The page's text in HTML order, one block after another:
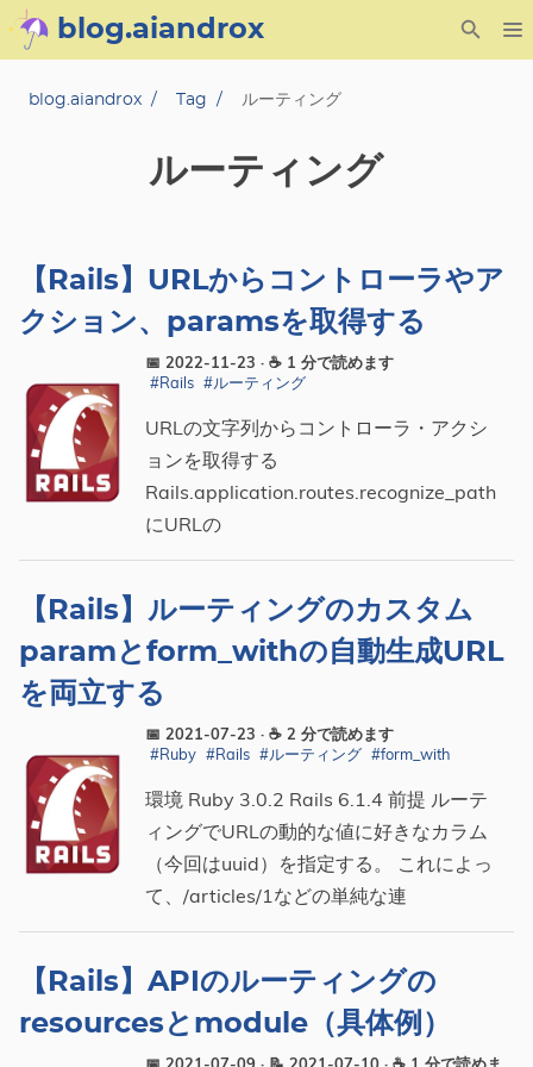
blog.aiandrox
About
Category
Tag
Series
blog.aiandrox Tag ルーティング
ルーティング
【Rails】URLからコントローラやア
クション、paramsを取得する
📅 2022-11-23 · ☕ 1 分で読めます
#Rails #ルーティング
URLの文字列からコントローラ・アクシ
ョンを取得する
Rails.application.routes.recognize_path
にURLの
【Rails】ルーティングのカスタム
paramとform_withの自動生成URL
を両立する
📅 2021-07-23 · ☕ 2 分で読めます
#Ruby #Rails #ルーティング #form_with
環境 Ruby 3.0.2 Rails 6.1.4 前提 ルーテ
ィングでURLの動的な値に好きなカラム
（今回はuuid）を指定する。 これによっ
て、/articles/1などの単純な連
【Rails】APIのルーティングの
resourcesとmodule（具体例）